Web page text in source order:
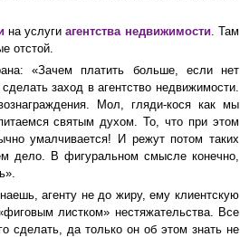
на услугиагентства недвижимости. Там
отстой.
«Зачем платить больше, если нет
заход в агентство недвижимости.
Мол, гляди-кося как мы
святым духом. То, что при этом
умалчивается! И режут потом таких
дело. В фигуральном смысле конечно,
агенту не до жиру, ему клиентскую
листком» нестяжательства. Все
сделать, да только он об этом знать не